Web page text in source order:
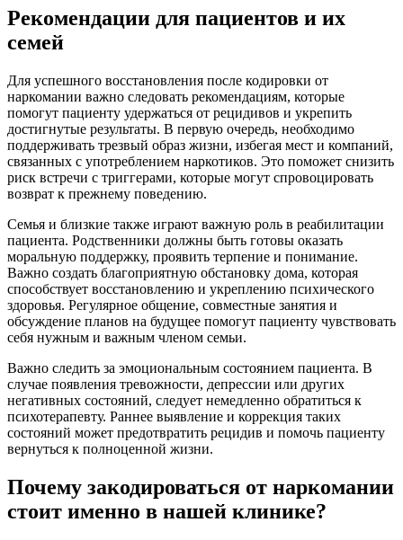
Рекомендации для пациентов и их
семей
Для успешного восстановления после кодировки от
наркомании важно следовать рекомендациям, которые
помогут пациенту удержаться от рецидивов и укрепить
достигнутые результаты. В первую очередь, необходимо
поддерживать трезвый образ жизни, избегая мест и компаний,
связанных с употреблением наркотиков. Это поможет снизить
риск встречи с триггерами, которые могут спровоцировать
возврат к прежнему поведению.
Семья и близкие также играют важную роль в реабилитации
пациента. Родственники должны быть готовы оказать
моральную поддержку, проявить терпение и понимание.
Важно создать благоприятную обстановку дома, которая
способствует восстановлению и укреплению психического
здоровья. Регулярное общение, совместные занятия и
обсуждение планов на будущее помогут пациенту чувствовать
себя нужным и важным членом семьи.
Важно следить за эмоциональным состоянием пациента. В
случае появления тревожности, депрессии или других
негативных состояний, следует немедленно обратиться к
психотерапевту. Раннее выявление и коррекция таких
состояний может предотвратить рецидив и помочь пациенту
вернуться к полноценной жизни.
Почему закодироваться от наркомании
стоит именно в нашей клинике?